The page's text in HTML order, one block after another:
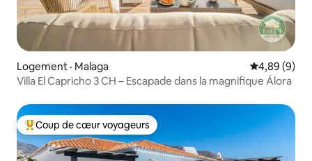
Logement · Malaga Note
4,89 (9)
Villa El Capricho 3 CH – Escapade dans la magnifique Álora
Coup de cœur voyageurs parmi les plus aimés
Coup de cœur voyageurs